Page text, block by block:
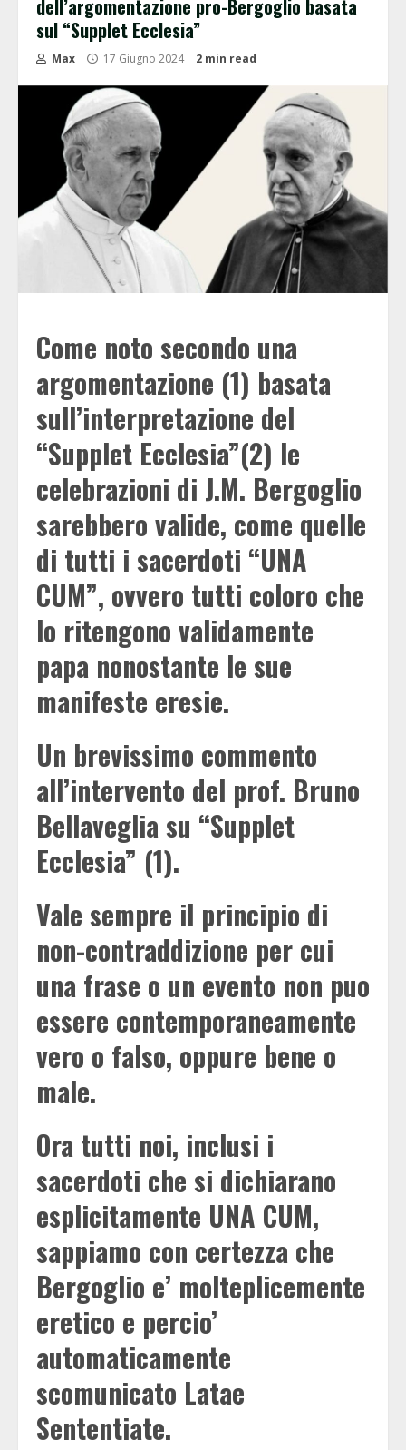
dell’argomentazione pro-Bergoglio basata
sul “Supplet Ecclesia”
Max 17 Giugno 2024 2 min read
Come noto secondo una
argomentazione (1) basata
sull’interpretazione del
“Supplet Ecclesia”(2) le
celebrazioni di J.M. Bergoglio
sarebbero valide, come quelle
di tutti i sacerdoti “UNA
CUM”, ovvero tutti coloro che
lo ritengono validamente
papa nonostante le sue
manifeste eresie.
Un brevissimo commento
all’intervento del prof. Bruno
Bellaveglia su “Supplet
Ecclesia” (1).
Vale sempre il principio di
non-contraddizione per cui
una frase o un evento non puo
essere contemporaneamente
vero o falso, oppure bene o
male.
Ora tutti noi, inclusi i
sacerdoti che si dichiarano
esplicitamente UNA CUM,
sappiamo con certezza che
Bergoglio e’ molteplicemente
eretico e percio’
automaticamente
scomunicato Latae
Sententiate.